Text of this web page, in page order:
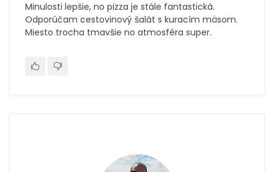
Minulosti lepšie, no pizza je stále fantastická.
Odporúčam cestovinový šalát s kuracím mäsom.
Miesto trocha tmavšie no atmosféra super.